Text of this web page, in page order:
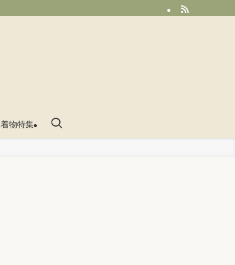
着物特集